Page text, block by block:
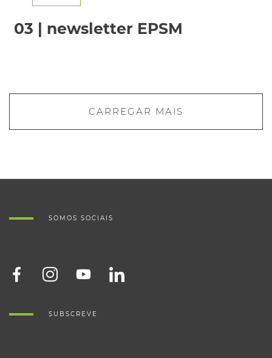
03 | newsletter EPSM
CARREGAR MAIS
SOMOS SOCIAIS
SUBSCREVE